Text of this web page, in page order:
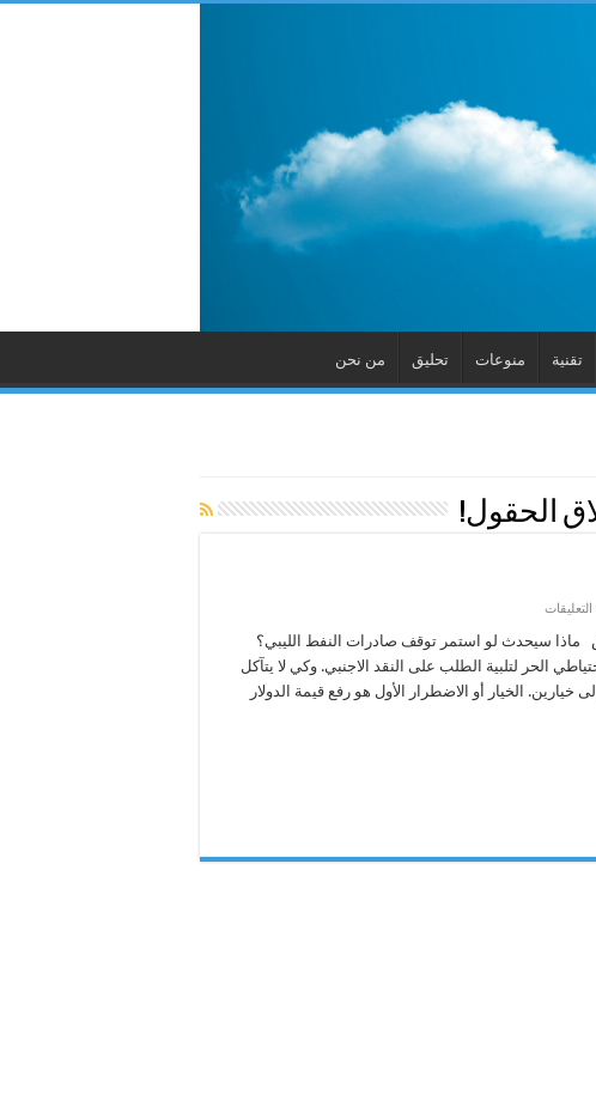
تقنية منوعات تحليق من نحن
الحقول!
التعليقات
العقول
الحقول!
مغلقة
ماذا سيحدث لو استمر توقف صادرات النفط الليبي؟
الحر لتلبية الطلب على النقد الاجنبي. وكي لا يتآكل
خيارين. الخيار أو الاضطرار الأول هو رفع قيمة الدولار